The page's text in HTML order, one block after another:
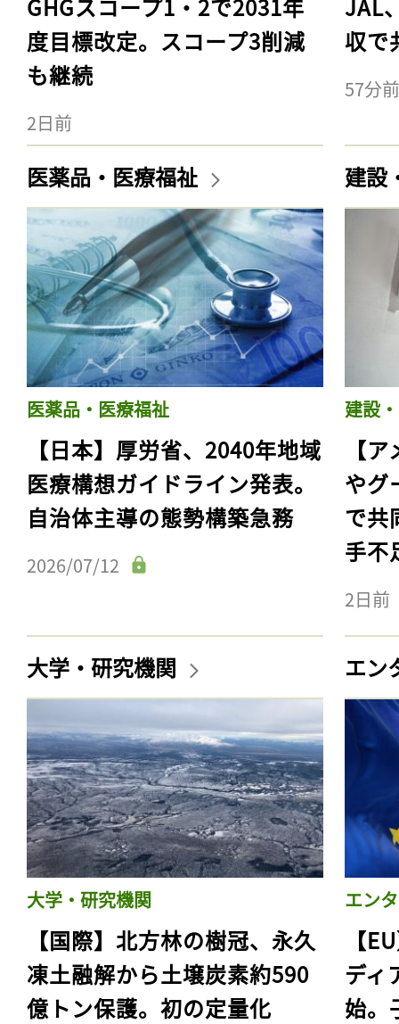
GHGスコープ1・2で2031年
度目標改定。スコープ3削減
も継続
2日前
JAL
収で
57分前
医薬品・医療福祉
医薬品・医療福祉
【日本】厚労省、2040年地域
医療構想ガイドライン発表。
自治体主導の態勢構築急務
2026/07/12
建設
建設
【
やグ
で共
手不
2日前
大学・研究機関
大学・研究機関
【国際】北方林の樹冠、永久
凍土融解から土壌炭素約590
億トン保護。初の定量化
エン
エン
【
ディ
始。